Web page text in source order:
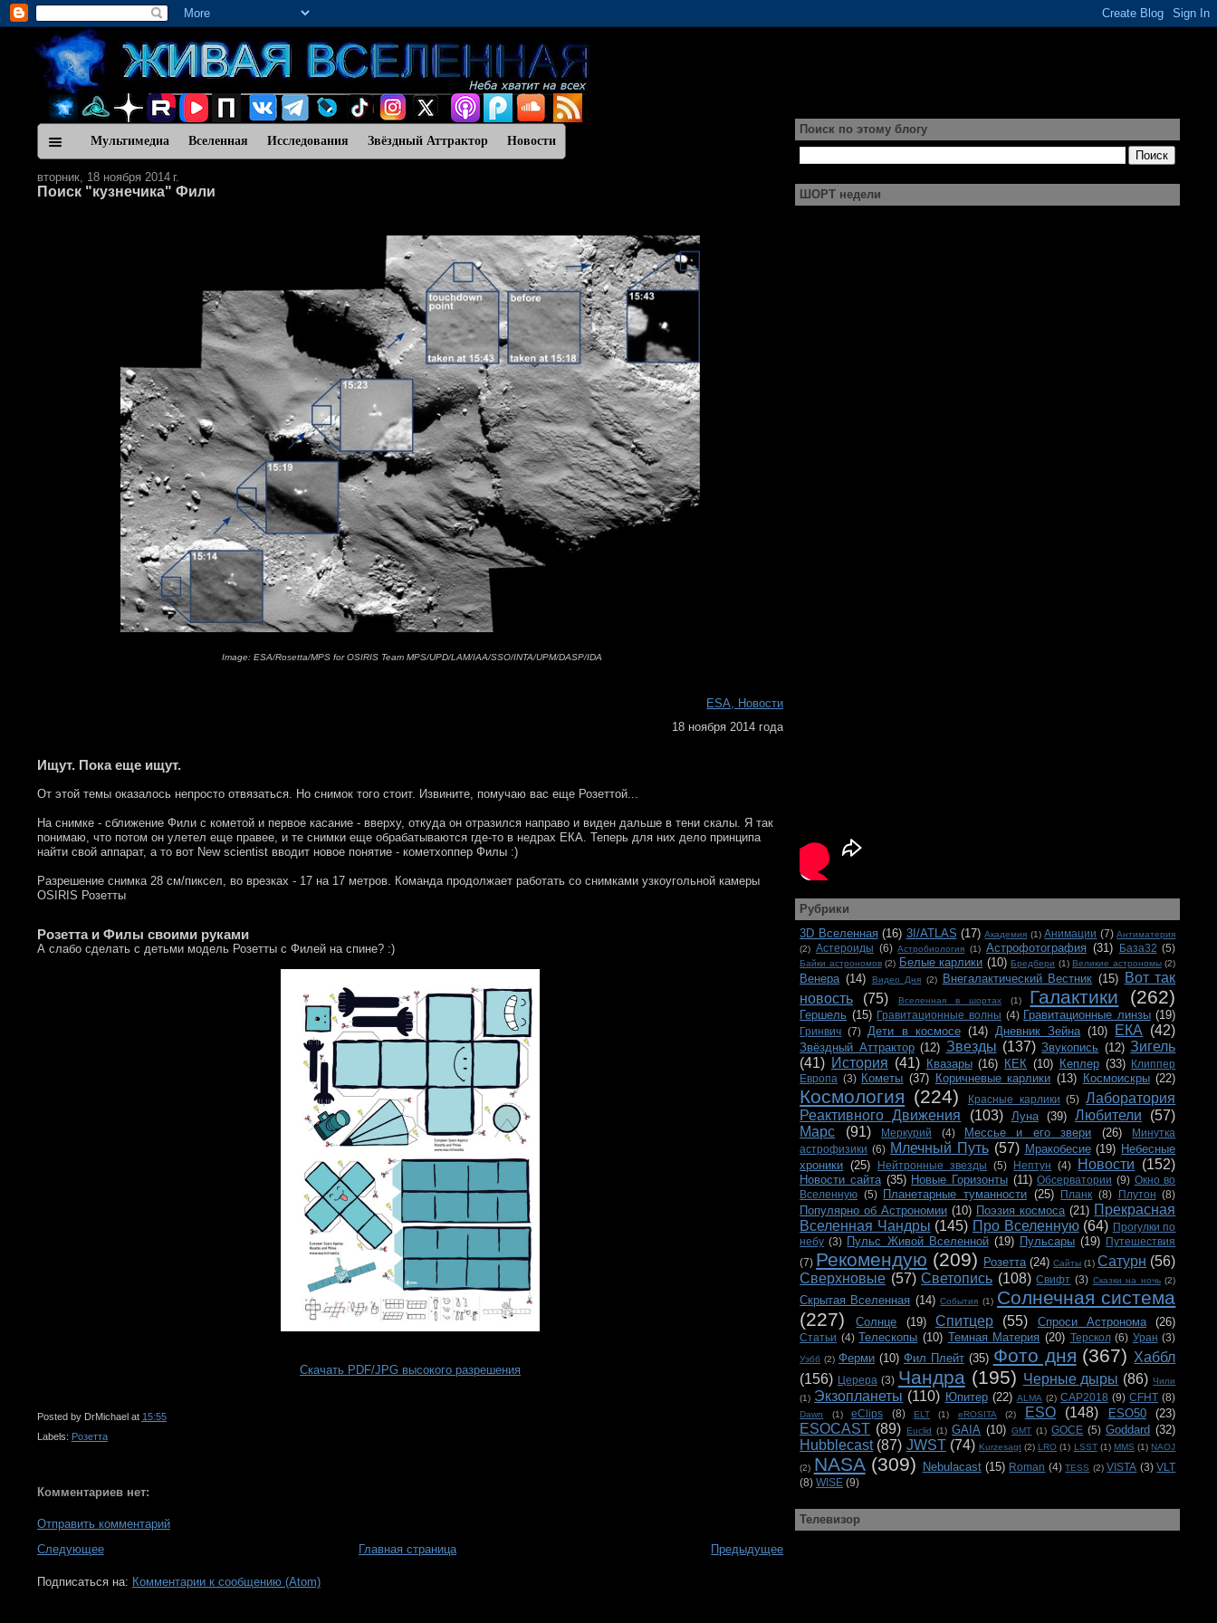
Мультимедиа Вселенная Исследования Звёздный Аттрактор Новости
вторник, 18 ноября 2014 г.
Поиск "кузнечика" Фили
Image: ESA/Rosetta/MPS for OSIRIS Team MPS/UPD/LAM/IAA/SSO/INTA/UPM/DASP/IDA
ESA, Новости
18 ноября 2014 года
Ищут. Пока еще ищут.
От этой темы оказалось непросто отвязаться. Но снимок того стоит. Извините, помучаю вас еще Розеттой...
На снимке - сближение Фили с кометой и первое касание - вверху, откуда он отразился направо и виден дальше в тени скалы. Я так
понимаю, что потом он улетел еще правее, и те снимки еще обрабатываются где-то в недрах ЕКА. Теперь для них дело принципа
найти свой аппарат, а то вот New scientist вводит новое понятие - кометхоппер Филы :)
Разрешение снимка 28 см/пиксел, во врезках - 17 на 17 метров. Команда продолжает работать со снимками узкоугольной камеры
OSIRIS Розетты
Розетта и Филы своими руками
А слабо сделать с детьми модель Розетты с Филей на спине? :)
Скачать PDF/JPG высокого разрешения
Posted by DrMichael at 15:55
Labels: Розетта
Комментариев нет:
Отправить комментарий
Следующее
Предыдущее
Главная страница
Подписаться на: Комментарии к сообщению (Atom)
Поиск по этому блогу
ШОРТ недели
Рубрики
3D Вселенная (16) 3I/ATLAS (17) Академия (1) Анимации (7) Антиматерия
(2) Астероиды (6) Астробиология (1) Астрофотография (31) База32 (5)
Байки астрономов (2) Белые карлики (10) Бредбери (1) Великие астрономы (2)
Венера (14) Видео Дня (2) Внегалактический Вестник (15)
Вот так
новость
(75) Вселенная в шортах (1) Галактики (262)
Гершель (15) Гравитационные волны (4) Гравитационные линзы (19)
Гринвич (7) Дети в космосе (14) Дневник Зейна (10) ЕКА (42)
Звёздный Аттрактор (12) Звезды (137) Звукопись (12) Зигель
(41) История (41) Квазары (16) КЕК (10) Кеплер (33) Клиппер
Европа (3) Кометы (37) Коричневые карлики (13) Космоискры (22)
Космология (224) Красные карлики (5) Лаборатория
Реактивного Движения
(103) Луна (39) Любители
(57)
Марс
(91) Меркурий (4) Мессье и его звери (26)
Минутка
астрофизики (6) Млечный Путь (57) Мракобесие (19) Небесные
хроники (25) Нейтронные звезды (5) Нептун (4) Новости (152)
Новости сайта (35) Новые Горизонты (11) Обсерватории (9) Окно во
Вселенную (5) Планетарные туманности (25) Планк (8) Плутон (8)
Популярно об Астрономии (10) Поэзия космоса (21) Прекрасная
Вселенная Чандры (145) Про Вселенную (64) Прогулки по
небу (3) Пульс Живой Вселенной (19) Пульсары (19) Путешествия
(7) Рекомендую (209) Розетта (24) Сайты (1) Сатурн (56)
Сверхновые (57) Светопись (108) Свифт (3) Сказки на ночь (2)
Скрытая Вселенная (14) События (1) Солнечная система
(227)
Солнце (19) Спитцер (55) Спроси Астронома (26)
Статьи (4) Телескопы (10) Темная Материя (20) Терскол (6) Уран (3)
Уэбб (2) Ферми (10) Фил Плейт (35) Фото дня (367) Хаббл
(156) Церера (3) Чандра (195) Черные дыры (86) Чили
(1) Экзопланеты (110) Юпитер (22) ALMA (2) CAP2018 (9) CFHT (8)
Dawn (1) eClips (8) ELT (1) eROSITA (2) ESO (148) ESO50 (23)
ESOCAST (89) Euclid (1) GAIA (10) GMT (1) GOCE (5) Goddard (32)
Hubblecast (87) JWST (74) Kurzesagt (2) LRO (1) LSST (1) MMS (1) NAOJ
(2) NASA (309) Nebulacast (15) Roman (4) TESS (2) VISTA (3) VLT
(8) WISE (9)
Телевизор